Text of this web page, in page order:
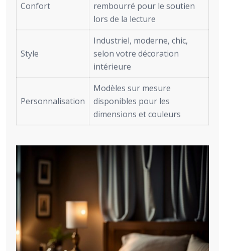
Confort
rembourré pour le soutien
lors de la lecture
Style
Industriel, moderne, chic,
selon votre décoration
intérieure
Personnalisation
Modèles sur mesure
disponibles pour les
dimensions et couleurs